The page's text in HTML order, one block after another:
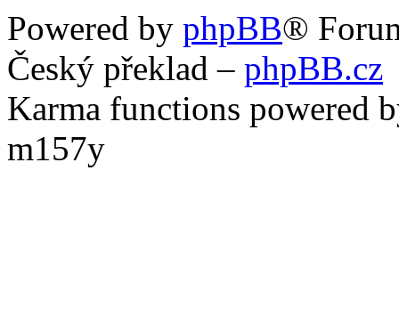
Powered by phpBB®
Český překlad – phpBB.cz
Karma functions powered
m157y